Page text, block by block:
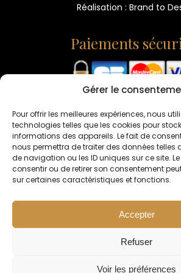
Gérer le
Pour offrir les meilleures expériences, nous
technologies telles que les cookies pour
informations des appareils. Le fait de
nous permettra de traiter des données telles
de navigation ou les ID uniques sur ce site.
consentir ou de retirer son consentement
sur certaines caractéristiques et fonctions.
Accepter
Refuser
Voir les préférences
Réalisation : Brand to
Paiements
Interdiction de vente de
aux mineurs de moins de
au moment de la vente en